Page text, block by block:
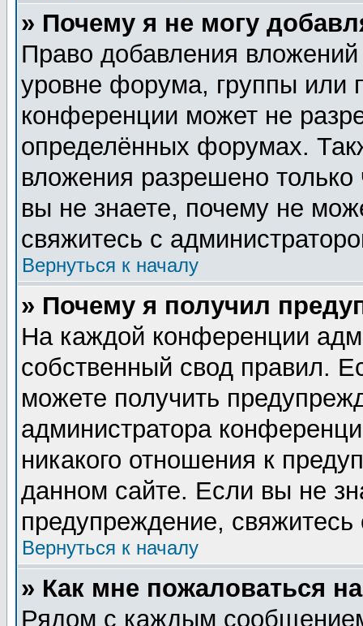
» Почему я не могу
Право добавления
уровне форума, группы или
конференции может не
определённых форумах.
вложения разрешено
вы не знаете, почему не
свяжитесь с
Вернуться к началу
» Почему я получил
На каждой конференции
собственный свод правил.
можете получить
администратора
никакого отношения к
данном сайте. Если вы не
предупреждение,
Вернуться к началу
» Как мне пожаловаться
Рядом с каждым